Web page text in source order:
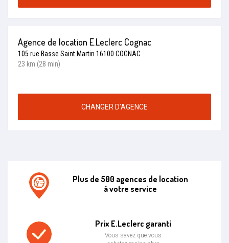
Agence de location E.Leclerc Cognac
105 rue Basse Saint Martin 16100 COGNAC
23 km (28 min)
CHANGER D’AGENCE
Plus de 500 agences de location
à votre service
Prix E.Leclerc garanti
Vous savez que vous